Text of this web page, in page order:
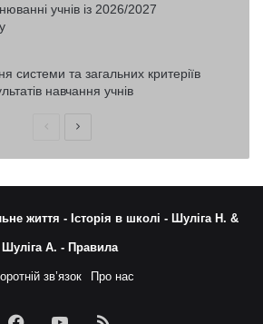
учнів із 2026/2027
системи та загальних критеріїв
навчання учнів
ПопередняНаступна
життя - Історія в школі - Шуліга Н. &
Шуліга А. - Правила
зв’язок Про нас